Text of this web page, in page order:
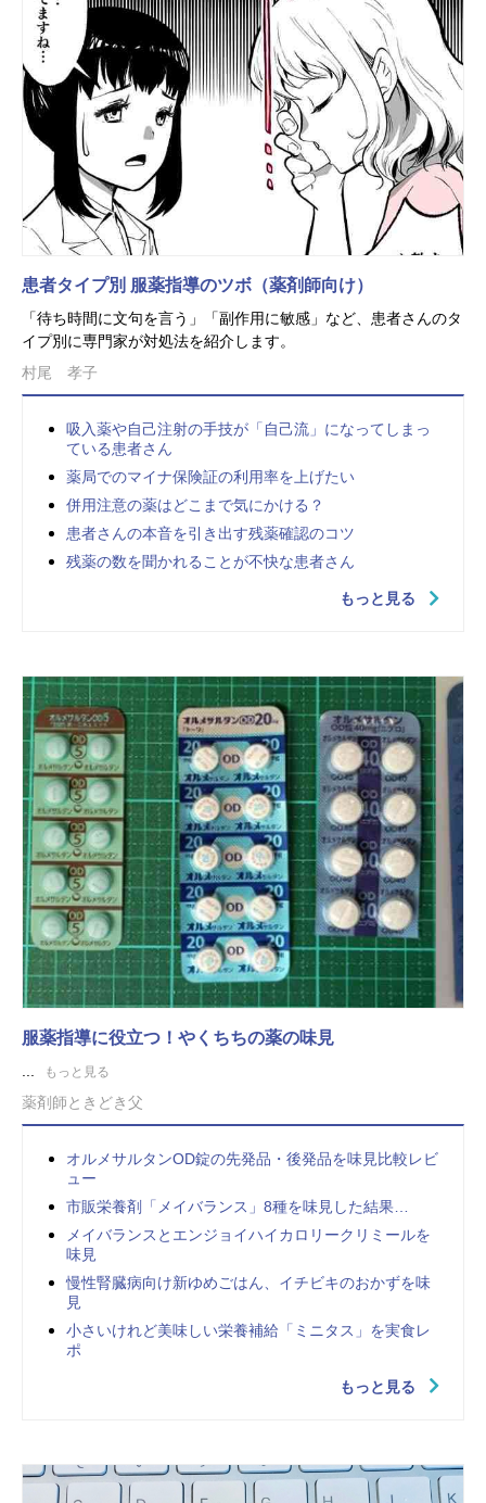
患者タイプ別 服薬指導のツボ（薬剤師向け）
「待ち時間に文句を言う」「副作用に敏感」など、患者さんのタ
イプ別に専門家が対処法を紹介します。
村尾 孝子
吸入薬や自己注射の手技が「自己流」になってしまっ
ている患者さん
薬局でのマイナ保険証の利用率を上げたい
併用注意の薬はどこまで気にかける？
患者さんの本音を引き出す残薬確認のコツ
残薬の数を聞かれることが不快な患者さん
もっと見る
服薬指導に役立つ！やくちちの薬の味見
もっと見る
薬剤師ときどき父
オルメサルタンOD錠の先発品・後発品を味見比較レビ
ュー
市販栄養剤「メイバランス」8種を味見した結果…
メイバランスとエンジョイハイカロリークリミールを
味見
慢性腎臓病向け新ゆめごはん、イチビキのおかずを味
見
小さいけれど美味しい栄養補給「ミニタス」を実食レ
ポ
もっと見る